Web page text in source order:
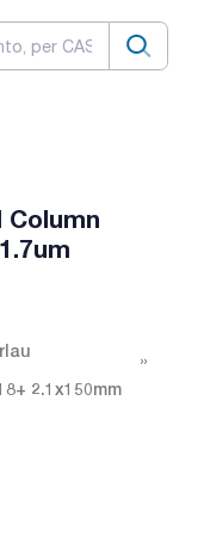
Column
2.1x150mm